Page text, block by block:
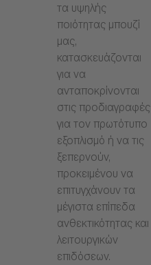
τα υψηλής
ποιότητας μπουζί
μας,
κατασκευάζονται
για να
ανταποκρίνονται
στις προδιαγραφές
για τον πρωτότυπο
εξοπλισμό ή να τις
ξεπερνούν,
προκειμένου να
επιτυγχάνουν τα
μέγιστα επίπεδα
ανθεκτικότητας και
λειτουργικών
επιδόσεων.